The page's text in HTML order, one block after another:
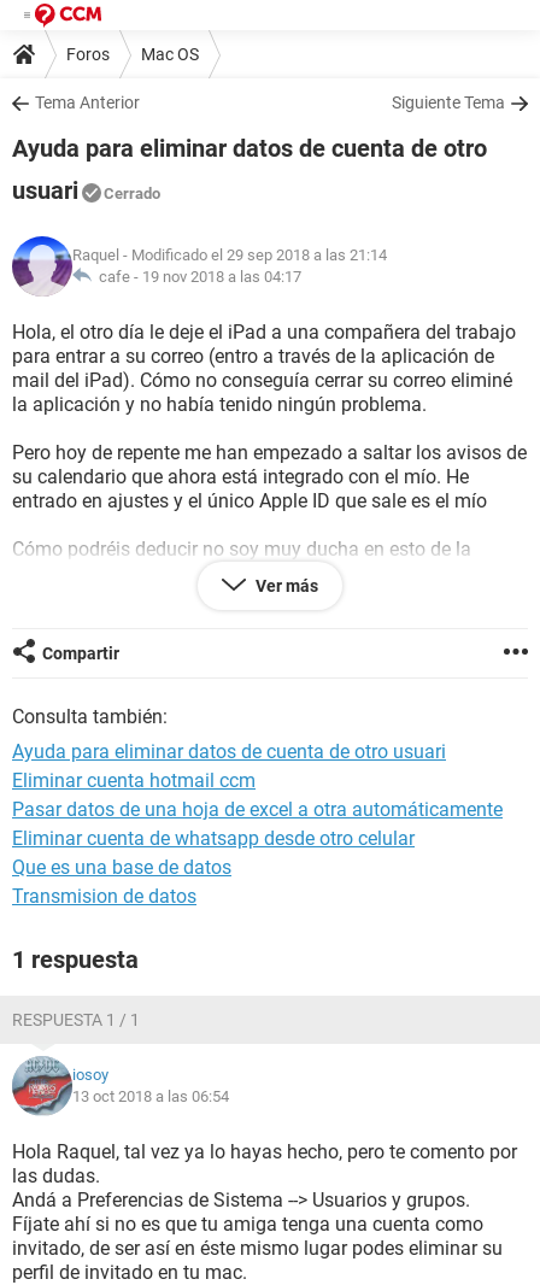
Foros Mac OS
Tema Anterior Siguiente Tema
Ayuda para eliminar datos de cuenta de otro
usuari
Cerrado
Raquel - Modificado el 29 sep 2018 a las 21:14
cafe - 19 nov 2018 a las 04:17
Hola, el otro día le deje el iPad a una compañera del trabajo
para entrar a su correo (entro a través de la aplicación de
mail del iPad). Cómo no conseguía cerrar su correo eliminé
la aplicación y no había tenido ningún problema.
Pero hoy de repente me han empezado a saltar los avisos de
su calendario que ahora está integrado con el mío. He
entrado en ajustes y el único Apple ID que sale es el mío
Cómo podréis deducir no soy muy ducha en esto de la
¿Cómo puedo solucionarlo?
Muchísimas gracias de antemano.
Ver más
Compartir
Consulta también:
Ayuda para eliminar datos de cuenta de otro usuari
Eliminar cuenta hotmail ccm
Pasar datos de una hoja de excel a otra automáticamente
Eliminar cuenta de whatsapp desde otro celular
Que es una base de datos
Transmision de datos
1 respuesta
RESPUESTA 1 / 1
iosoy
13 oct 2018 a las 06:54
Hola Raquel, tal vez ya lo hayas hecho, pero te comento por
las dudas.
Andá a Preferencias de Sistema --> Usuarios y grupos.
Fíjate ahí si no es que tu amiga tenga una cuenta como
invitado, de ser así en éste mismo lugar podes eliminar su
perfil de invitado en tu mac.